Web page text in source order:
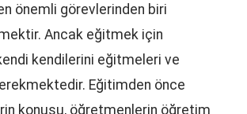
önemli görevlerinden biri
Ancak eğitmek için
kendilerini eğitmeleri ve
Eğitimden önce
konusu, öğretmenlerin öğretim